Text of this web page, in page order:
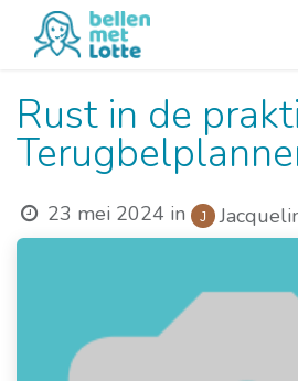
Rust in de
23 mei 2024 in